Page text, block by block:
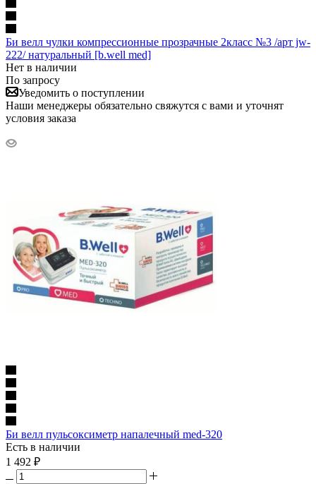
Би велл чулки компрессионные прозрачные 2класс №3 /арт jw-
222/ натуральный [b.well med]
Нет в наличии
По запросу
Уведомить о поступлении
Наши менеджеры обязательно свяжутся с вами и уточнят
условия заказа
Би велл пульсоксиметр напалечный med-320
Есть в наличии
1 492 ₽